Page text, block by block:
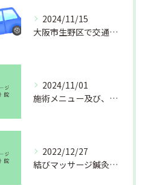
2024/11/15
大阪市生野区で交通事故のおケガ(むちうち・捻挫・打撲・挫傷 等)でお困りの方、北巽にある結びマッサージ鍼灸整骨院にお任せください。
2024/11/01
施術メニュー及び、料金改定のお知らせ
2022/12/27
結びマッサージ鍼灸整骨院より年末のご挨拶